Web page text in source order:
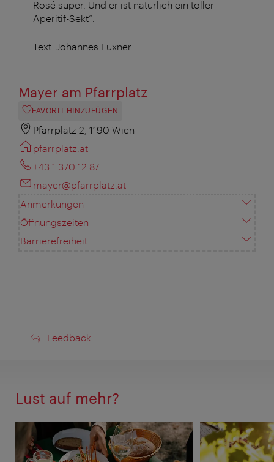
Rosé super. Und er ist natürlich ein toller
Aperitif-Sekt“.
Text: Johannes Luxner
Mayer am Pfarrplatz
FAVORIT HINZUFÜGEN
Pfarrplatz 2, 1190 Wien
pfarrplatz.at
+43 1 370 12 87
mayer@pfarrplatz.at
Anmerkungen
Öffnungszeiten
Barrierefreiheit
Feedback
Feedback
Lust auf mehr?